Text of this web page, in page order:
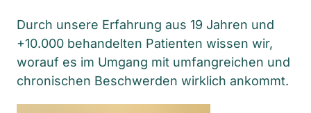
Durch unsere Erfahrung aus 19 Jahren und
+10.000 behandelten Patienten wissen wir,
worauf es im Umgang mit umfangreichen und
chronischen Beschwerden wirklich ankommt.